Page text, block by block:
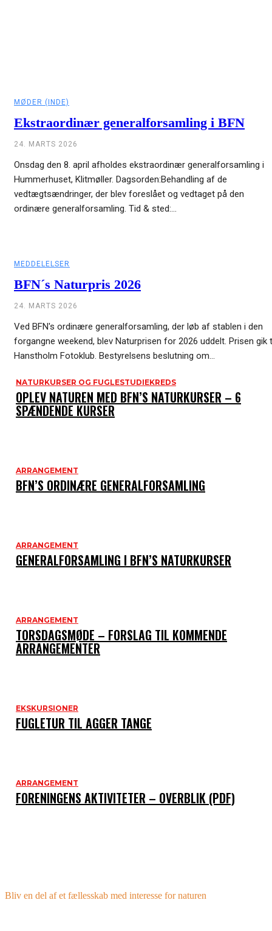
MØDER (INDE)
Ekstraordinær generalforsamling i BFN
24. MARTS 2026
Onsdag den 8. april afholdes ekstraordinær generalforsamling i
Hummerhuset, Klitmøller. Dagsorden:Behandling af de
vedtægtsændringer, der blev foreslået og vedtaget på den
ordinære generalforsamling. Tid & sted:...
MEDDELELSER
BFN´s Naturpris 2026
24. MARTS 2026
Ved BFN's ordinære generalforsamling, der løb af stablen i den
forgangne weekend, blev Naturprisen for 2026 uddelt. Prisen gik
Hanstholm Fotoklub. Bestyrelsens beslutning om...
NATURKURSER OG FUGLESTUDIEKREDS
OPLEV NATUREN MED BFN’S NATURKURSER – 6
SPÆNDENDE KURSER
ARRANGEMENT
BFN’S ORDINÆRE GENERALFORSAMLING
ARRANGEMENT
GENERALFORSAMLING I BFN’S NATURKURSER
ARRANGEMENT
TORSDAGSMØDE – FORSLAG TIL KOMMENDE
ARRANGEMENTER
EKSKURSIONER
FUGLETUR TIL AGGER TANGE
ARRANGEMENT
FORENINGENS AKTIVITETER – OVERBLIK (PDF)
Bliv en del af et fællesskab med interesse for naturen